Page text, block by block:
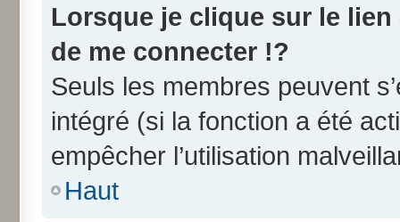
Lorsque je clique sur le lien
de me connecter !?
Seuls les membres peuvent
intégré (si la fonction a été
empêcher l’utilisation
Haut